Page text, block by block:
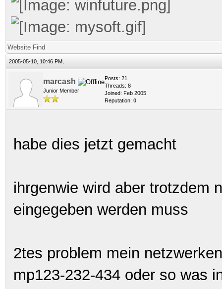
Website Find
2005-05-10, 10:46 PM,
marcash
Junior Member
Posts: 21
Threads: 8
Joined: Feb 2005
Reputation: 0
habe dies jetzt gemacht
ihrgenwie wird aber trotzdem
eingegeben werden muss
2tes problem mein
mp123-232-434 oder so was